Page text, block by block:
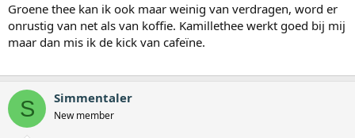
Groene thee kan ik ook maar weinig van verdragen, word er
onrustig van net als van koffie. Kamillethee werkt goed bij mij
maar dan mis ik de kick van cafeïne.
S Simmentaler
New member